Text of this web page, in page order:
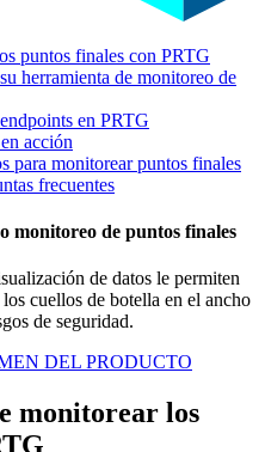
puntos finales con PRTG
herramienta de monitoreo de
en PRTG
acción
para monitorear puntos finales
frecuentes
monitoreo de puntos finales
de datos le permiten
cuellos de botella en el ancho
de seguridad.
DEL PRODUCTO
monitorear los